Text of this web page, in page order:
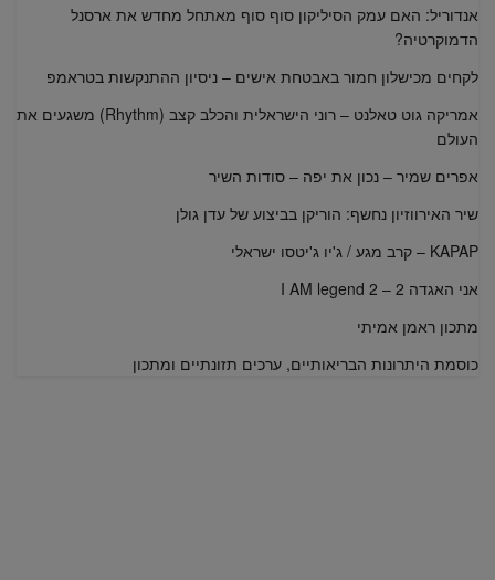
אנדוריל: האם עמק הסיליקון סוף סוף מאתחל מחדש את ארסנל
הדמוקרטיה?
לקחים מכישלון חמור באבטחת אישים – ניסיון ההתנקשות בטראמפ
אמריקה גוט טאלנט – רוני הישראלית והכלב קצב (Rhythm) משגעים את
העולם
אפרים שמיר – נכון את יפה – סודות השיר
שיר האירווזיון נחשף: הוריקן בביצוע של עדן גולן
KAPAP – קרב מגע / ג'יו ג'יטסו ישראלי
אני האגדה 2 – I AM legend 2
מתכון ראמן אמיתי
כוסמת היתרונות הבריאותיים, ערכים תזונתיים ומתכון